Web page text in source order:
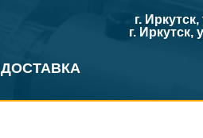
г.
г. Иркутск,